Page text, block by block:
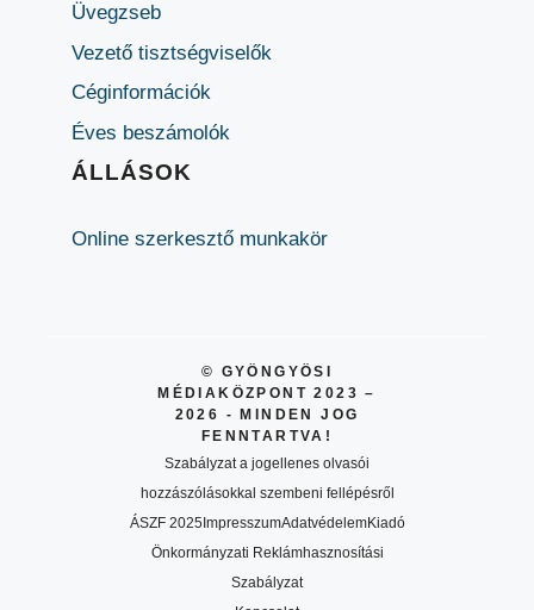
Üvegzseb
Vezető tisztségviselők
Céginformációk
Éves beszámolók
ÁLLÁSOK
Online szerkesztő munkakör
© GYÖNGYÖSI
MÉDIAKÖZPONT 2023 –
2026 - MINDEN JOG
FENNTARTVA!
Szabályzat a jogellenes olvasói
hozzászólásokkal szembeni fellépésről
ÁSZF 2025ImpresszumAdatvédelemKiadó
Önkormányzati Reklámhasznosítási
Szabályzat